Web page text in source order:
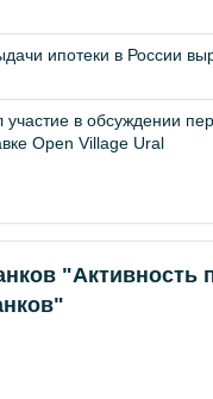
ипотеки в России
в обсуждении
Open Village Ural
"Активность